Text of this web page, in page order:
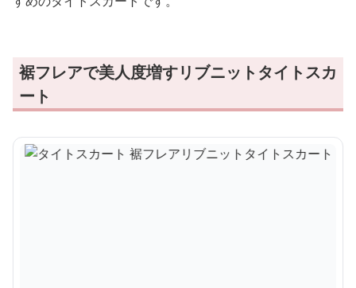
裾フレアで美人度増すリブニットタイトスカ
ート